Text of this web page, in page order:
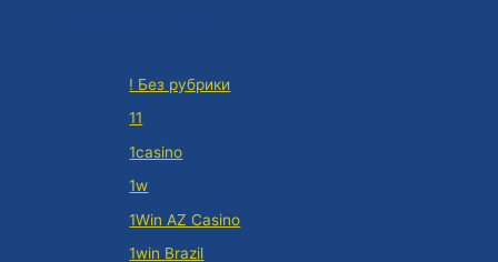
! Без рубрики
11
1casino
1w
1Win AZ Casino
1win Brazil